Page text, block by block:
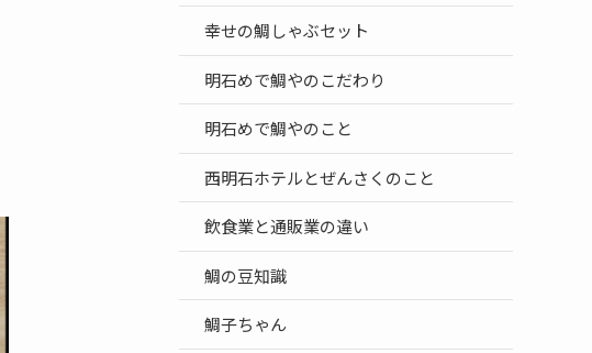
幸せの鯛しゃぶセット
明石めで鯛やのこだわり
明石めで鯛やのこと
西明石ホテルとぜんさくのこと
飲食業と通販業の違い
鯛の豆知識
鯛子ちゃん